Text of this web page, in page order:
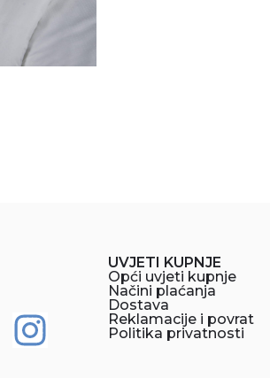
UVJETI KUPNJE
Opći uvjeti kupnje
Načini plaćanja
Dostava
Reklamacije i povrat
Politika privatnosti